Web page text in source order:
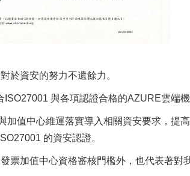
於資安的努力不遺餘力。
與各項認證合格的AZURE雲端機
加值中心維運落實導入相關資安要求，提
的資安認證。
票加值中心資格審核門檻外，也代表著對